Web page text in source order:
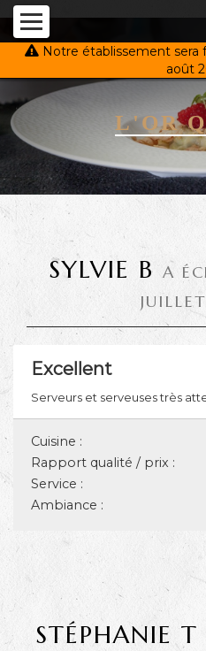
Notre établissement sera
août
L'OR
SYLVIE B A
Excellent
Serveurs et serveuses très
Cuisine :
Rapport qualité / prix :
Service :
Ambiance :
STÉPHANIE T